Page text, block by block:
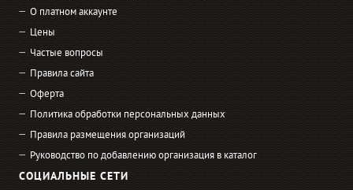
О платном аккаунте
Цены
Частые вопросы
Правила сайта
Оферта
Политика обработки персональных данных
Правила размещения организаций
Руководство по добавлению организация в каталог
СОЦИАЛЬНЫЕ СЕТИ